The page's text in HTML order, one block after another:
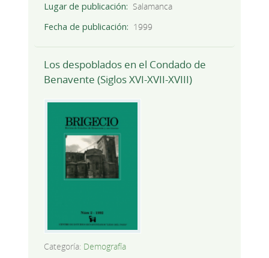
Lugar de publicación
Salamanca
Fecha de publicación
1999
Los despoblados en el Condado de
Benavente (Siglos XVI-XVII-XVIII)
Categoría: Demografía